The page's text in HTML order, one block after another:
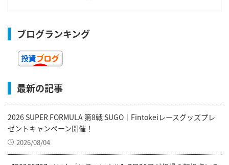
ブログランキング
最新の記事
2026 SUPER FORMULA 第8戦 SUGO｜Fintokeiレースグッズプレ
ゼントキャンペーン開催！
2026/08/04